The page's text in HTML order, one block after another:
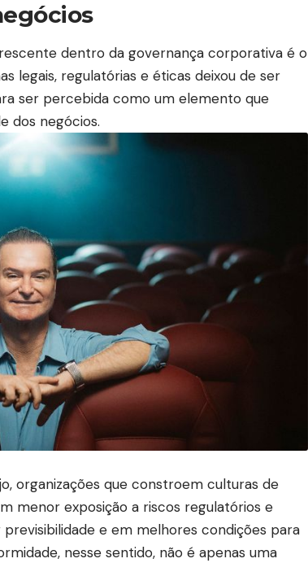
dentro da governança corporativa é o
legais, regulatórias e éticas deixou de ser
ser percebida como um elemento que
dos negócios.
organizações que constroem culturas de
menor exposição a riscos regulatórios e
e em melhores condições para
nesse sentido, não é apenas uma